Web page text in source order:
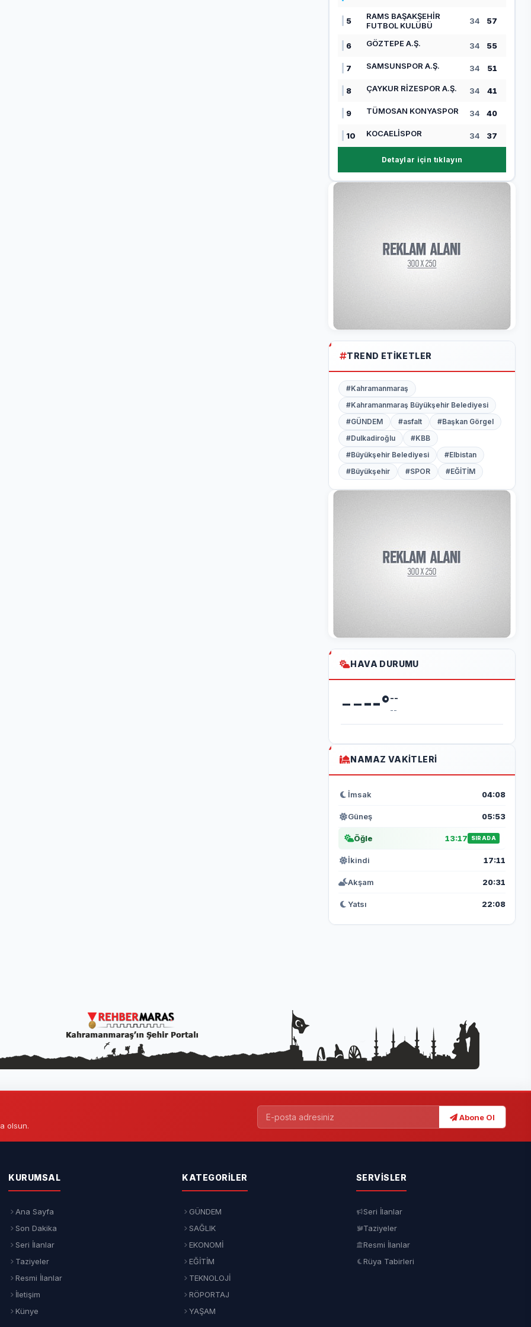
5
RAMS BAŞAKŞEHİR
FUTBOL KULÜBÜ
34 57
6 GÖZTEPE A.Ş. 34 55
7 SAMSUNSPOR A.Ş. 34 51
8 ÇAYKUR RİZESPOR A.Ş. 34 41
9 TÜMOSAN KONYASPOR 34 40
10 KOCAELİSPOR 34 37
Detaylar için tıklayın
TREND ETIKETLER
#Kahramanmaraş
#Kahramanmaraş Büyükşehir Belediyesi
#GÜNDEM
#asfalt
#Başkan Görgel
#Dulkadiroğlu
#KBB
#Büyükşehir Belediyesi
#Elbistan
#Büyükşehir
#SPOR #EĞİTİM
HAVA DURUMU
----°--
--
NAMAZ VAKITLERI
İmsak 04:08
Güneş 05:53
Öğle 13:17 SIRADA
İkindi 17:11
Akşam 20:31
Yatsı 22:08
olsun.
Abone Ol
KURUMSAL
Ana Sayfa
Son Dakika
Seri İlanlar
Taziyeler
Resmi İlanlar
İletişim
Künye
KATEGORILER
GÜNDEM
SAĞLIK
EKONOMİ
EĞİTİM
TEKNOLOJİ
RÖPORTAJ
YAŞAM
SERVISLER
Seri İlanlar
Taziyeler
Resmi İlanlar
Rüya Tabirleri